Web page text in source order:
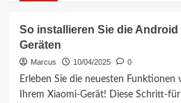
70
Smartphones
Erhalten
das
So installieren Sie die Android
Geräten
Marcus 10/04/2025 0
Erleben Sie die neuesten
Ihrem Xiaomi-Gerät! Diese Schritt-